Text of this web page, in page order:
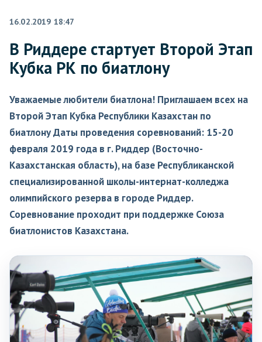
16.02.2019 18:47
В Риддере стартует Второй Этап
Кубка РК по биатлону
Уважаемые любители биатлона! Приглашаем всех на
Второй Этап Кубка Республики Казахстан по
биатлону Даты проведения соревнований: 15-20
февраля 2019 года в г. Риддер (Восточно-
Казахстанская область), на базе Республиканской
специализированной школы-интернат-колледжа
олимпийского резерва в городе Риддер.
Соревнование проходит при поддержке Союза
биатлонистов Казахстана.